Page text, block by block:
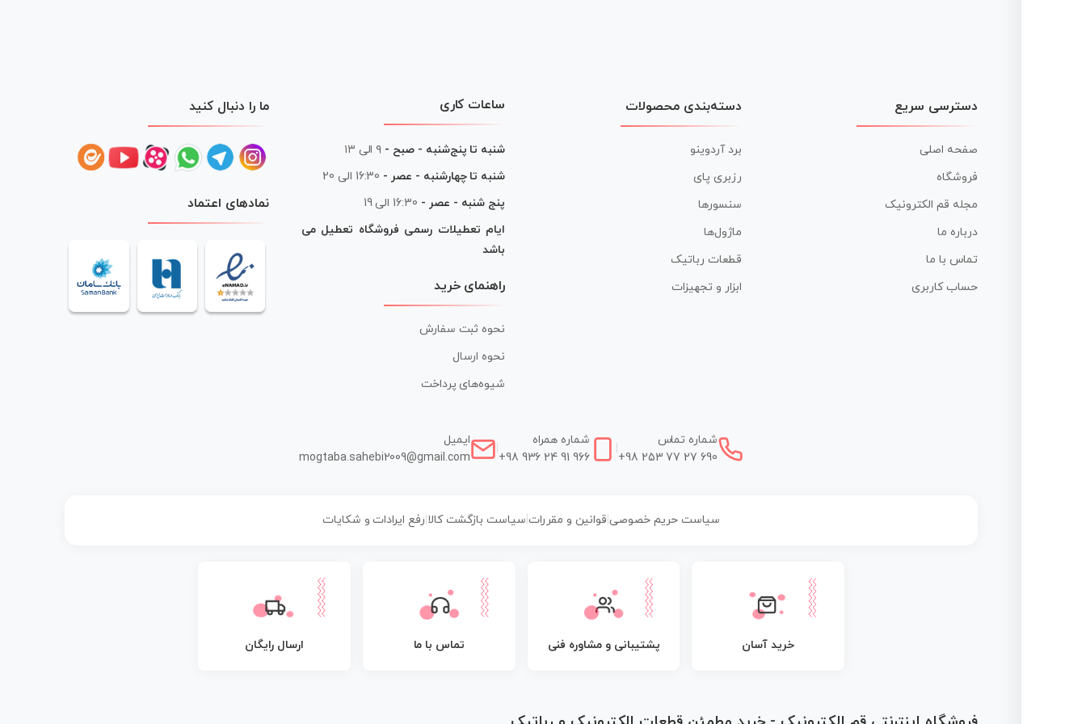
دسترسی سریع
صفحه اصلی
فروشگاه
مجله قم الکترونیک
درباره ما
تماس با ما
حساب کاربری
دسته‌بندی محصولات
برد آردوینو
رزبری پای
سنسورها
ماژول‌ها
قطعات رباتیک
ابزار و تجهیزات
ساعات کاری
شنبه تا پنج‌شنبه - صبح - ۹ الی ۱۳
شنبه تا چهارشنبه - عصر - 16:30 الی 20
پنج شنبه - عصر - 16:30 الی 19
ایام تعطیلات رسمی فروشگاه تعطیل می
باشد
راهنمای خرید
نحوه ثبت سفارش
نحوه ارسال
شیوه‌های پرداخت
ما را دنبال کنید
نمادهای اعتماد
شماره تماس
+98 253 77 27 690
شماره همراه
+98 936 24 91 966
ایمیل
mogtaba.sahebi2009@gmail.com
سیاست حریم خصوصی| قوانین و مقررات سیاست بازگشت کالا رفع ایرادات و شکایات
خرید آسان پشتیبانی و مشاوره فنی تماس با ما ارسال رایگان